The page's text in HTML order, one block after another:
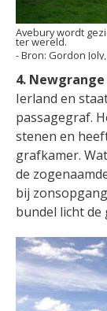
Avebury wordt
ter wereld.
Gordon
4. Newgrange
Ierland en
passagegraf.
stenen en
grafkamer.
de
bij
bundel licht